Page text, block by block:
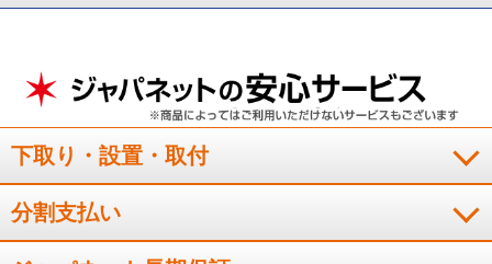
（北海道70代K.A様）
予想通りの画面の大きさやキレイさで満足しています。また、
メニュ－も比較的分かりやすい感じがしていて使いやすいと感
下取り・設置・取付
分割支払い